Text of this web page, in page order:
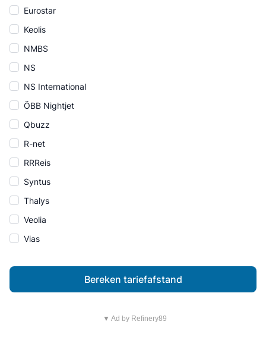
Eurostar
Keolis
NMBS
NS
NS International
ÖBB Nightjet
Qbuzz
R-net
RRReis
Syntus
Thalys
Veolia
Vias
Bereken tariefafstand
▼ Ad by Refinery89